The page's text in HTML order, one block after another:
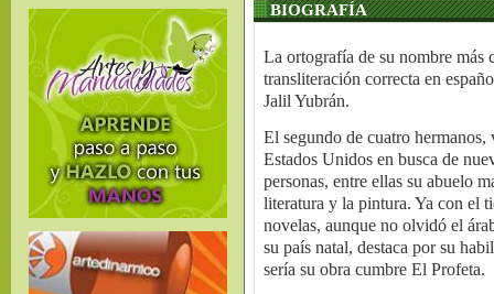
BIOGRAFÍA
La ortografía de su nombre más
transliteración correcta en
Jalil Yubrán.
El segundo de cuatro
Estados Unidos en busca de
personas, entre ellas su abuelo
literatura y la pintura. Ya con el
novelas, aunque no olvidó el
su país natal, destaca por su
sería su obra cumbre El Profeta.